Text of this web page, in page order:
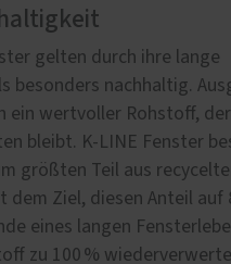
gelten durch ihre lange
besonders nachhaltig.
ein wertvoller Rohstoff,
bleibt. K-LINE Fenster
größten Teil aus
dem Ziel, diesen Anteil auf
eines langen
zu 100 %